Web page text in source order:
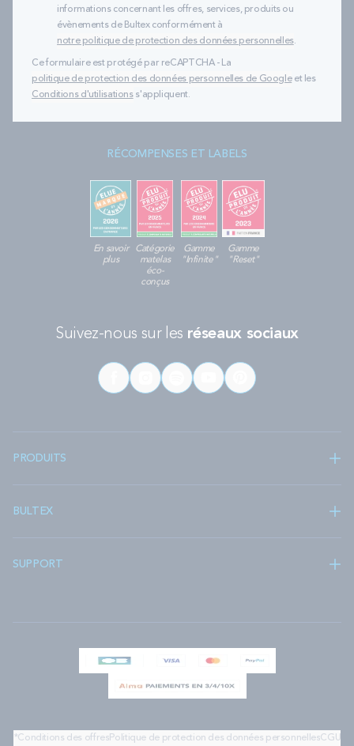
informations concernant les offres, services, produits ou
évènements de Bultex conformément à
notre politique de protection des données personnelles.
Ce formulaire est protégé par reCAPTCHA - La
politique de protection des données personnelles de Googleet les
Conditions d'utilisationss'appliquent.
RÉCOMPENSES ET LABELS
En savoir
plus
Catégorie
matelas
éco-
conçus
Gamme
"Infinite"
Gamme
"Reset"
Suivez-nous sur les réseaux sociaux
PRODUITS
BULTEX
SUPPORT
*Conditions des offresPolitique de protection des données personnellesCGU